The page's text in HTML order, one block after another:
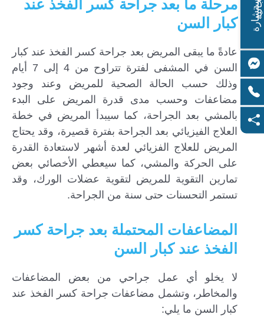
مرحلة ما بعد جراحة كسر الفخذ عند
كبار السن
عادةً ما يبقى المريض بعد جراحة كسر الفخذ عند كبار
السن في المشفى لفترة تتراوح من 4 إلى 7 أيام
وذلك حسب الحالة الصحية للمريض وعند وجود
مضاعفات وحسب مدى قدرة المريض على البدء
بالمشي بعد الجراحة، كما سيبدأ المريض في خطة
العلاج الفيزيائي بعد الجراحة بفترة قصيرة، وقد يحتاج
المريض للعلاج الفزيائي لعدة أشهر لاستعادة القدرة
على الحركة والمشي، كما سيعطي الأخصائي بعض
تمارين التقوية للمريض لتقوية عضلات الورك، وقد
تستمر التحسنات حتى سنة من الجراحة.
المضاعفات المحتملة بعد جراحة كسر
الفخذ عند كبار السن
لا يخلو أي عمل جراحي من بعض المضاعفات
والمخاطر، وتشمل مضاعفات جراحة كسر الفخذ عند
كبار السن ما يلي:
ل
ا
س
ت
ش
ا
ر
ة
م
ج
ا
ن
ي
ة